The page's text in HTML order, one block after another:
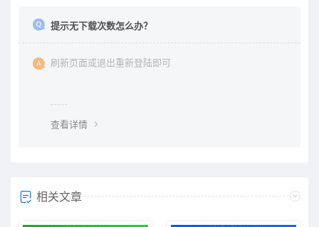
提示无下载次数怎么办？
刷新页面或退出重新登陆即可
查看详情
相关文章